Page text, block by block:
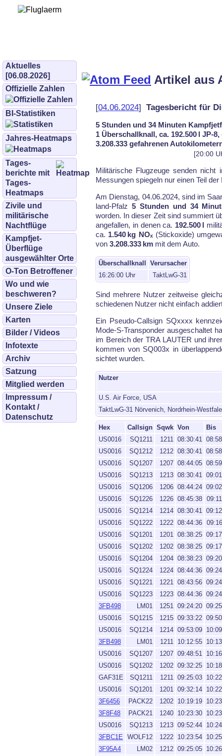
Aktuelles
[06.08.2026]
Offizielle Zahlen
BI-Statistiken
Jahres-Heatmaps
Tages­
berichte mit
Tages-
Heatmaps
Zivile und
militärische
Nachtflüge
Kampfjet-
Überflüge
ausgewählter Orte
O-Ton Betroffener
Wo und wie
beschweren?
Unsere Ziele
Karten
Bilder / Videos
Infotexte
Archiv
Satzung
Mitglied werden
Impressum /
Kontakt /
Datenschutz
Artikel aus
[04.06.2024] Tagesbericht für
5 Stunden und 34 Minuten
1 Überschallknall, ca. 192.500 l JP-
3.208.333 gefahrenen
[20:00
Mi­li­tä­ri­sche Flug­zeu­ge sen­den nicht
Mes­sun­gen spie­geln nur ei­nen Teil der
Am Dienstag, 04.06.2024, sind im
land-Pfalz 5 Stunden und 34
wor­den. In die­ser Zeit sind sum­miert
an­ge­fal­len, in de­nen ca. 192.500 l
ca. 1.540 kg NOₓ(Stick­oxi­de)
von 3.208.333 km mit dem Au­to.
Überschallknall Verursacher
16:26:00 Uhr
TaktLwG-31
Sind meh­re­re Nut­zer zeit­wei­se
schiede­nen Nut­zer nicht ein­fach
Ein Pseu­do-Call­sign SQxxxx
Mode-S-Trans­pon­der aus­ge­schal­tet
im Be­reich der TRA LAU­TER und
kom­men von SQ003x in
sich­tet wur­den.
Nutzer
U.S. Air Force, USA
TaktLwG-31 Nörvenich, Nordrhein-
Hex Callsign Sqwk Von
Bis
US0016
SQ1211 1211 08:30:41
US0016
SQ1212 1212 08:30:41
US0016
SQ1207 1207 08:44:05
US0016
SQ1213 1213 08:30:41
US0016
SQ1206 1206 08:44:24
US0016
SQ1226 1226 08:45:38
US0016
SQ1214 1214 08:30:41
US0016
SQ1222 1222 08:44:36
US0016
SQ1201 1201 08:38:25
US0016
SQ1202 1202 08:38:25
US0016
SQ1204 1204 08:38:23
US0016
SQ1224 1224 08:44:36
US0016
SQ1221 1221 08:43:56
US0016
SQ1223 1223 08:44:36
3FB498
LM01 1251 09:24:20
US0016
SQ1215 1215 09:33:22
US0016
SQ1214 1214 09:53:09
3FB498
LM01 1211 10:12:55
US0016
SQ1207 1207 09:48:51
US0016
SQ1202 1202 09:32:25
GAF31E
SQ1211 1211 09:25:03
US0016
SQ1201 1201 09:32:14
3F6456
PACK22 1202 10:19:19
3F8F48
PACK21 1240 10:23:30
US0016
SQ1213 1213 09:52:44
3FBC1E
WOLF12 1222 10:23:54
3F95A4
LM02 1212 09:25:05